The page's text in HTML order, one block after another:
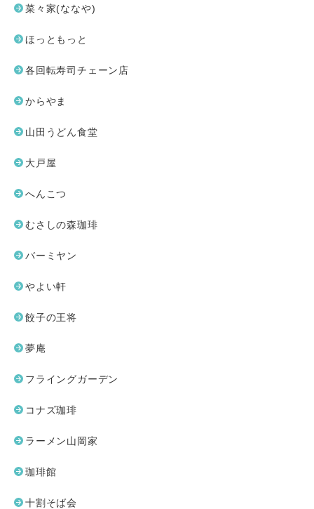
菜々家(ななや)
ほっともっと
各回転寿司チェーン店
からやま
山田うどん食堂
大戸屋
へんこつ
むさしの森珈琲
バーミヤン
やよい軒
餃子の王将
夢庵
フライングガーデン
コナズ珈琲
ラーメン山岡家
珈琲館
十割そば会